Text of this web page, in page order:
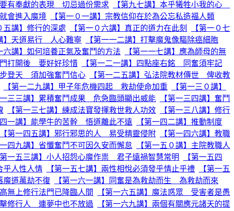
要有奉獻的表現 切忌過份需求
【第九七講】本乎犧牲小我的心
會進入魔境
【第一０一講】宗教信仰在於為公忘私造福人類
五講】修行的深處 【第一０六講】真正的道力在此刻
【第一０七
】天道易行 人心難寧
【第一一二講】打擊魔鬼像驅除癌細胞
六講】如何培養正氣及奮鬥的方法
【第一一七講】應為師母的無
門打開後 要好好珍惜
【第一二一講】四點座右銘 同奮須牢記
步登天 須加強奮鬥信心
【第一二五講】弘法院教材傳世 俾收教
【第一二九講】甲子年危機四起 救劫使命加重
【第一三０講】
一三三講】累積奮鬥成果 危急臨頭顯出威能
【第一三四講】奮鬥
【第一三七講】練成法寶發揮救世救人功效
【第一三八講】修行
四一講】能學牛的苦幹 悟道離此不遠
【第一四二講】推動制度
【第一四五講】邪行邪思的人 易受精靈侵附
【第一四六講】教職
一四九講】省懺奮鬥不可因久安而懈怠
【第一五０講】主院教職人
第一五三講】小人招怨心魔作祟 君子遠禍智慧常明
【第一五四
乎人性人情 【第一五七講】兩性相悅必須發乎情止乎禮
【第一五
魔道萬劫不復
【第一六一講】同奮是為救劫而生 為救劫而來
無上修行法門已降臨人間
【第一六五講】魔法惑眾 受害者是愚
擊修行人 連夢中也不放過
【第一六九講】兩個有關應元諸天的提